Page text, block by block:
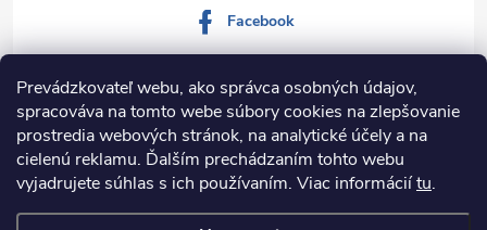
Prevádzkovateľ webu, ako správca osobných údajov,
spracováva na tomto webe súbory cookies na zlepšovanie
prostredia webových stránok, na analytické účely a na
cielenú reklamu. Ďalším prechádzaním tohto webu
vyjadrujete súhlas s ich používaním. Viac informáciítu.
Informácie pre vás
Kategórie
Facebook